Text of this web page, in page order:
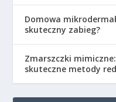
Domowa
skuteczny zabieg?
Zmarszczki
skuteczne metody